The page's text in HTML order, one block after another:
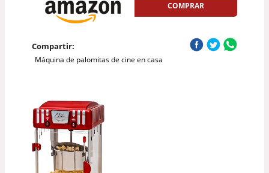
COMPRAR
Compartir:
Máquina de palomitas de cine en casa